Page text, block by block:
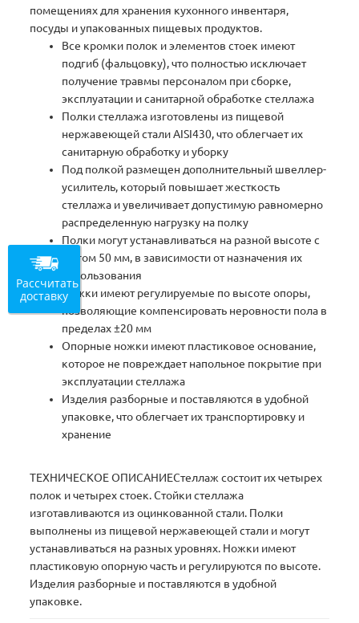
помещениях для хранения кухонного инвентаря,
посуды и упакованных пищевых продуктов.
Все кромки полок и элементов стоек имеют
подгиб (фальцовку), что полностью исключает
получение травмы персоналом при сборке,
эксплуатации и санитарной обработке стеллажа
Полки стеллажа изготовлены из пищевой
нержавеющей стали AISI430, что облегчает их
санитарную обработку и уборку
Под полкой размещен дополнительный швеллер-
усилитель, который повышает жесткость
стеллажа и увеличивает допустимую равномерно
распределенную нагрузку на полку
Полки могут устанавливаться на разной высоте с
шагом 50 мм, в зависимости от назначения их
использования
Ножки имеют регулируемые по высоте опоры,
позволяющие компенсировать неровности пола в
пределах ±20 мм
Опорные ножки имеют пластиковое основание,
которое не повреждает напольное покрытие при
эксплуатации стеллажа
Изделия разборные и поставляются в удобной
упаковке, что облегчает их транспортировку и
хранение
ТЕХНИЧЕСКОЕ ОПИСАНИЕСтеллаж состоит их четырех
полок и четырех стоек. Стойки стеллажа
изготавливаются из оцинкованной стали. Полки
выполнены из пищевой нержавеющей стали и могут
устанавливаться на разных уровнях. Ножки имеют
пластиковую опорную часть и регулируются по высоте.
Изделия разборные и поставляются в удобной
упаковке.
Рассчитать
доставку